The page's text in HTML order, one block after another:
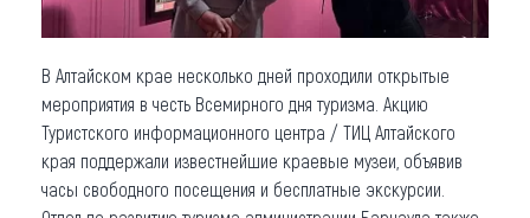
В Алтайском крае несколько дней проходили открытые
мероприятия в честь Всемирного дня туризма. Акцию
Туристского информационного центра / ТИЦ Алтайского
края поддержали известнейшие краевые музеи, объявив
часы свободного посещения и бесплатные экскурсии.